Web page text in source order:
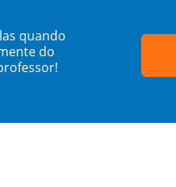
quando
do